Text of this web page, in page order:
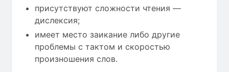
присутствуют сложности чтения —
дислексия;
имеет место заикание либо другие
проблемы с тактом и скоростью
произношения слов.